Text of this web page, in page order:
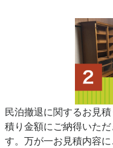
民泊撤退に関するお見
積り金額にご納得いた
す。万が一お見積内容